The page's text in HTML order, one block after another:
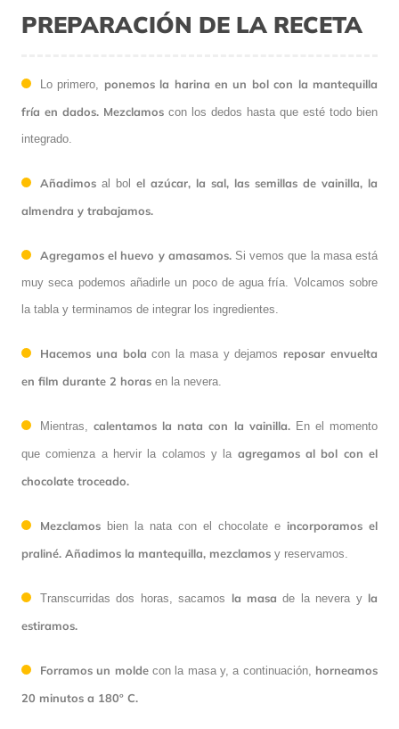
PREPARACIÓN DE LA RECETA
Lo primero, ponemos la harina en un bol con la mantequilla
fría en dados. Mezclamos con los dedos hasta que esté todo bien
integrado.
Añadimos al bol el azúcar, la sal, las semillas de vainilla, la
almendra y trabajamos.
Agregamos el huevo y amasamos. Si vemos que la masa está
muy seca podemos añadirle un poco de agua fría. Volcamos sobre
la tabla y terminamos de integrar los ingredientes.
Hacemos una bolacon la masa y dejamos reposar envuelta
en film durante 2 horas en la nevera.
Mientras,calentamos la nata con la vainilla.En el momento
que comienza a hervir la colamos y la agregamos al bol con el
chocolate troceado.
Mezclamos bien la nata con el chocolate e incorporamos el
praliné. Añadimos la mantequilla, mezclamos y reservamos.
Transcurridas dos horas, sacamos la masa de la nevera y la
estiramos.
Forramos un molde con la masa y, a continuación, horneamos
20 minutos a 180º C.